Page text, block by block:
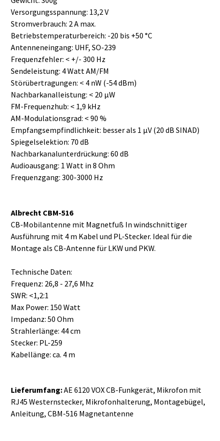
Versorgungsspannung: 13,2 V
Stromverbrauch: 2 A max.
Betriebstemperaturbereich: -20 bis +50 °C
Antenneneingang: UHF, SO-239
Frequenzfehler: < +/- 300 Hz
Sendeleistung: 4 Watt AM/FM
Störübertragungen: < 4 nW (-54 dBm)
Nachbarkanalleistung: < 20 µW
FM-Frequenzhub: < 1,9 kHz
AM-Modulationsgrad: < 90 %
Empfangsempfindlichkeit: besser als 1 μV (20 dB SINAD)
Spiegelselektion: 70 dB
Nachbarkanalunterdrückung: 60 dB
Audioausgang: 1 Watt in 8 Ohm
Frequenzgang: 300-3000 Hz
Albrecht CBM-516
CB-Mobilantenne mit Magnetfuß In windschnittiger
Ausführung mit 4 m Kabel und PL-Stecker. Ideal für die
Montage als CB-Antenne für LKW und PKW.
Technische Daten:
Frequenz: 26,8 - 27,6 Mhz
SWR: <1,2:1
Max Power: 150 Watt
Impedanz: 50 Ohm
Strahlerlänge: 44 cm
Stecker: PL-259
Kabellänge: ca. 4 m
Lieferumfang:AE 6120 VOX CB-Funkgerät, Mikrofon mit
RJ45 Westernstecker, Mikrofonhalterung, Montagebügel,
Anleitung, CBM-516 Magnetantenne